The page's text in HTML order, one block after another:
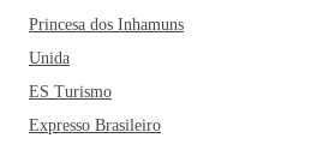
Princesa dos Inhamuns
Unida
ES Turismo
Expresso Brasileiro